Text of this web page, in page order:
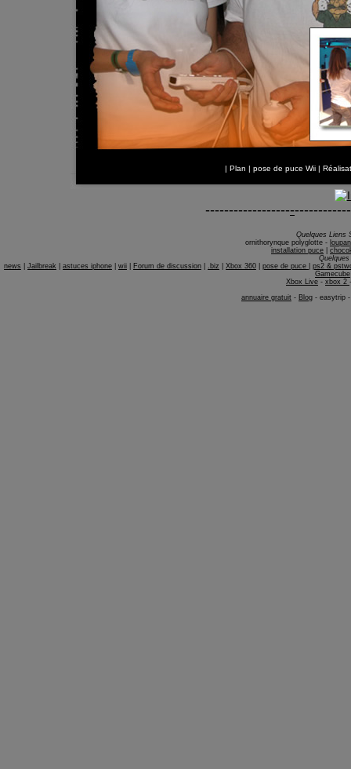
| Plan | pose de puce Wii |
-------------------
Quelques Liens
ornithorynque polyglotte -
installation puce
news
Jailbreak astuces iphone wii Forum de discussion .biz Xbox 360 pose de puce
ps2 &
Gamecube
Xbox Live - xbox 2
annuaire gratuit - Blog - easytrip